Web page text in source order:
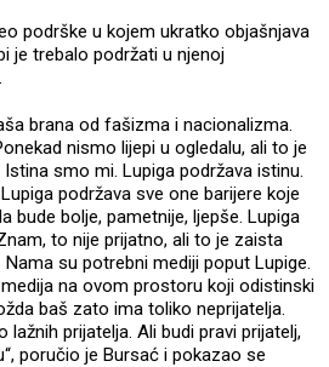
podrške u kojem ukratko objašnjava
je trebalo podržati u njenoj
.
brana od fašizma i nacionalizma.
nismo lijepi u ogledalu, ali to je
smo mi. Lupiga podržava istinu.
podržava sve one barijere koje
bude bolje, pametnije, ljepše. Lupiga
to nije prijatno, ali to je zaista
su potrebni mediji poput Lupige.
na ovom prostoru koji odistinski
baš zato ima toliko neprijatelja.
prijatelja. Ali budi pravi prijatelj,
poručio je Bursać i pokazao se